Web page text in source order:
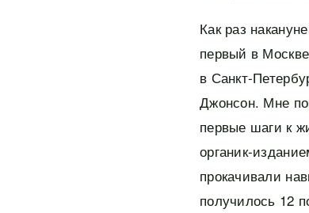
Как раз
первый в
в Санкт-
Джонсон. Мне
первые шаги к
органик-
прокачивали
получилось 12